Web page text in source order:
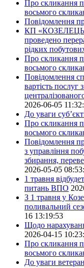
Про скликання
восьмого
Повідомлення
КП
проведено
рідких
Про скликання
восьмого
Повідомлення
вартість послуг
2026-06-05
До уваги
Про скликання
восьмого
Повідомлення
з управління
збирання,
2026-05-05
1 травня
питань ВПО
З 1 травня у
поливальний
16 13:19:53
Щодо
2026-04-15
Про скликання
восьмого
До уваги